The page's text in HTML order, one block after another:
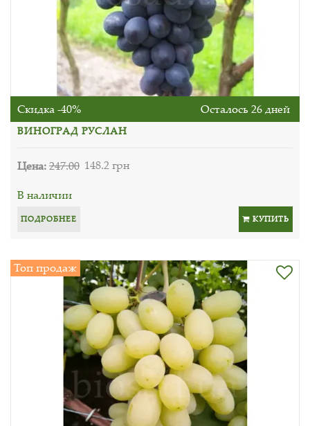
Скидка -40% Осталось 26 дней
ВИНОГРАД РУСЛАН
Цена:247.00 148.2 грн
В наличии
ПОДРОБНЕЕ КУПИТЬ
Топ продаж